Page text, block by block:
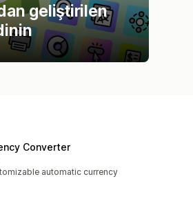
geliştirilen
Converter
automatic currency